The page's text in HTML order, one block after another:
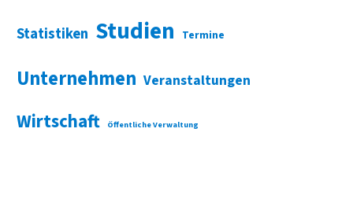
Statistiken Studien Termine
Unternehmen Veranstaltungen
Wirtschaft Öffentliche Verwaltung